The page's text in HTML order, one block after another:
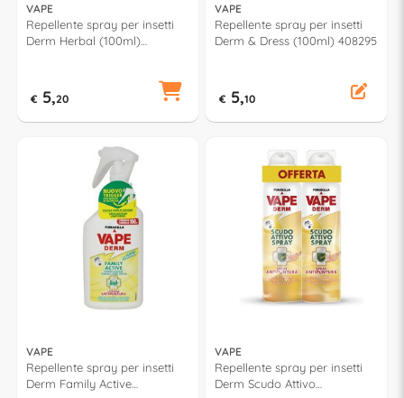
VAPE
Repellente spray per insetti
Derm Herbal (100ml)
€ 5,20
VAPE
Repellente spray per insetti
Derm & Dress (100ml) 408295
€ 5,10
VAPE
Repellente spray per insetti
Derm Family Active
VAPE
Repellente spray per insetti
Derm Scudo Attivo